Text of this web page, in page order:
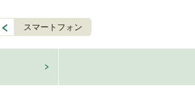
スマートフォン